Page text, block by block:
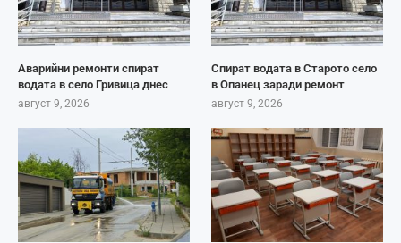
Аварийни ремонти спират
водата в село Гривица днес
август 9, 2026
Спират водата в Старото село
в Опанец заради ремонт
август 9, 2026